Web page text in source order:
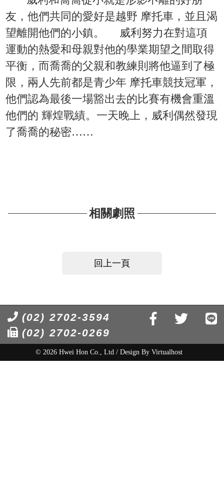
友，他們共同的愛好是越野 摩托車，並且渴
望離開他們的小鎮。 威利努力在對這項
運動的熱愛和母親對他的學業期望之間取得
平衡，而喬喬的父親和教練則將他逼到了極
限，兩人先前都是青少年 摩托車競技冠軍，
他們認為最後一場豁出去的比賽有機會重溫
他們的 輝煌戰績。一天晚上，威利偶然發現
了喬喬的秘密……
相關劇照
回上一頁
(02) 2702-3594
(02) 2702-0269
© 2026 Hwei Hon Co., Ltd / Design By Virtualhost